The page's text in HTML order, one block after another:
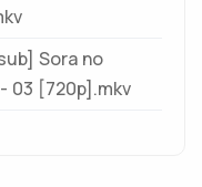
Sora no
03 [720p].mkv